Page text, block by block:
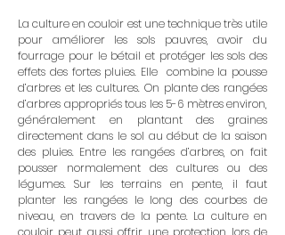
La culture en couloir est une technique très utile
pour améliorer les sols pauvres, avoir du
fourrage pour le bétail et protéger les sols des
effets des fortes pluies. Elle combine la pousse
d’arbres et les cultures. On plante des rangées
d’arbres appropriés tous les 5-6 mètres environ,
généralement en plantant des graines
directement dans le sol au début de la saison
des pluies. Entre les rangées d’arbres, on fait
pousser normalement des cultures ou des
légumes. Sur les terrains en pente, il faut
planter les rangées le long des courbes de
niveau, en travers de la pente. La culture en
couloir peut aussi offrir une protection lors de